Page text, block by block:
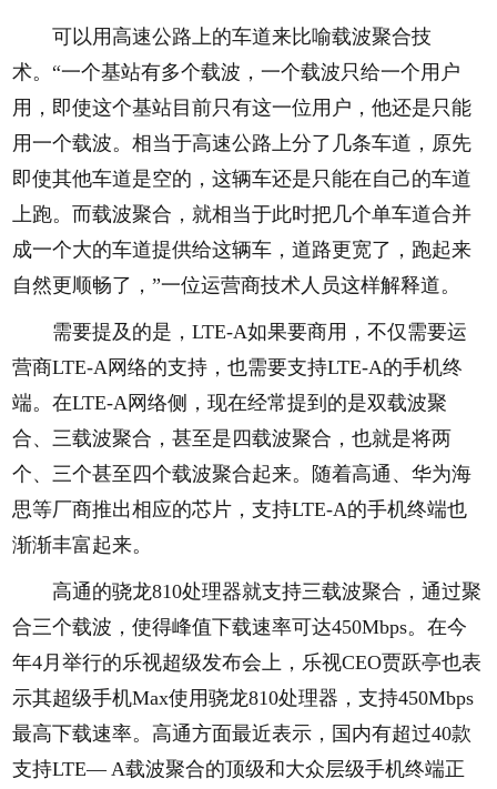
可以用高速公路上的车道来比喻载波聚合技
术。“一个基站有多个载波，一个载波只给一个用户
用，即使这个基站目前只有这一位用户，他还是只能
用一个载波。相当于高速公路上分了几条车道，原先
即使其他车道是空的，这辆车还是只能在自己的车道
上跑。而载波聚合，就相当于此时把几个单车道合并
成一个大的车道提供给这辆车，道路更宽了，跑起来
自然更顺畅了，”一位运营商技术人员这样解释道。
需要提及的是，LTE-A如果要商用，不仅需要运
营商LTE-A网络的支持，也需要支持LTE-A的手机终
端。在LTE-A网络侧，现在经常提到的是双载波聚
合、三载波聚合，甚至是四载波聚合，也就是将两
个、三个甚至四个载波聚合起来。随着高通、华为海
思等厂商推出相应的芯片，支持LTE-A的手机终端也
渐渐丰富起来。
高通的骁龙810处理器就支持三载波聚合，通过聚
合三个载波，使得峰值下载速率可达450Mbps。在今
年4月举行的乐视超级发布会上，乐视CEO贾跃亭也表
示其超级手机Max使用骁龙810处理器，支持450Mbps
最高下载速率。高通方面最近表示，国内有超过40款
支持LTE— A载波聚合的顶级和大众层级手机终端正